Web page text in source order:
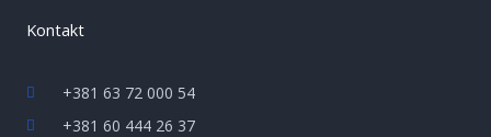
Kontakt
+381 63 72 000 54
+381 60 444 26 37